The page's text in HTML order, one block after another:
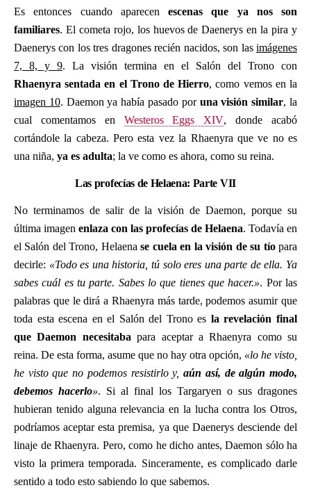
Es entonces cuando aparecen escenas que ya nos son
familiares. El cometa rojo, los huevos de Daenerys en la pira y
Daenerys con los tres dragones recién nacidos, son las imágenes
7, 8, y 9. La visión termina en el Salón del Trono con
Rhaenyra sentada en el Trono de Hierro, como vemos en la
imagen 10. Daemon ya había pasado por una visión similar, la
cual comentamos en Westeros Eggs XIV, donde acabó
cortándole la cabeza. Pero esta vez la Rhaenyra que ve no es
una niña, ya es adulta; la ve como es ahora, como su reina.
Las profecías de Helaena: Parte VII
No terminamos de salir de la visión de Daemon, porque su
última imagen enlaza con las profecías de Helaena. Todavía en
el Salón del Trono, Helaenase cuela en la visión de su tíopara
decirle: «Todo es una historia, tú solo eres una parte de ella. Ya
sabes cuál es tu parte. Sabes lo que tienes que hacer.». Por las
palabras que le dirá a Rhaenyra más tarde, podemos asumir que
toda esta escena en el Salón del Trono es la revelación final
que Daemon necesitaba para aceptar a Rhaenyra como su
reina. De esta forma, asume que no hay otra opción, «lo he visto,
he visto que no podemos resistirlo y,aún así, de algún modo,
debemos hacerlo». Si al final los Targaryen o sus dragones
hubieran tenido alguna relevancia en la lucha contra los Otros,
podríamos aceptar esta premisa, ya que Daenerys desciende del
linaje de Rhaenyra. Pero, como he dicho antes, Daemon sólo ha
visto la primera temporada. Sinceramente, es complicado darle
sentido a todo esto sabiendo lo que sabemos.